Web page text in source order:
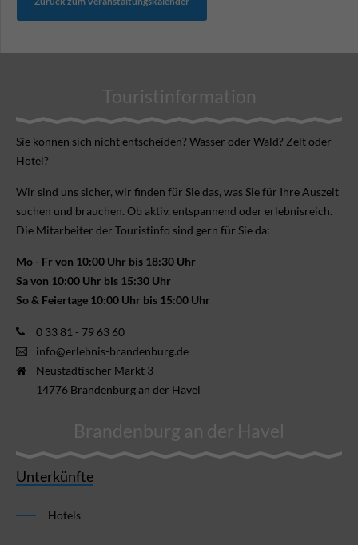
Touristinformation
Sie können sich nicht ent­scheiden? Wasser oder Wald? Zelt oder
Hotel?
Wir sind uns sicher, wir finden für Sie das, was Sie für Ihre Aus­zeit
suchen und brauchen. Ob aktiv, ent­spannend oder erlebnis­reich.
Die Mitarbeiter der Touristinfo sind gern für Sie da:
Mo - Fr von 10:00 Uhr bis 18:30 Uhr
Sa von 10:00 Uhr bis 15:30 Uhr
So & Feiertage 10:00 Uhr bis 15:00 Uhr
0 33 81 - 79 63 60
info@erlebnis-brandenburg.de
Neustädtischer Markt 3
14776 Brandenburg an der Havel
Brandenburg an der Havel
Unterkünfte
Hotels